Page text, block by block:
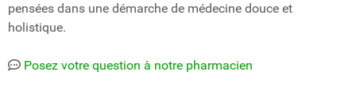
pensées dans une démarche de médecine douce et
holistique.
Posez votre question à notre pharmacien